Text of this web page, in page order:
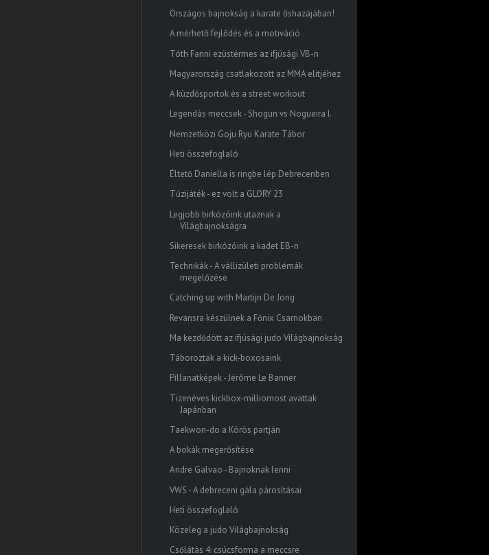
Országos bajnokság a karate őshazájában!
A mérhető fejlődés és a motiváció
Tóth Fanni ezüstérmes az ifjúsági VB-n
Magyarország csatlakozott az MMA elitjéhez
A küzdősportok és a street workout
Legendás meccsek - Shogun vs Nogueira I.
Nemzetközi Goju Ryu Karate Tábor
Heti összefoglaló
Éltető Daniella is ringbe lép Debrecenben
Tűzijáték - ez volt a GLORY 23
Legjobb birkózóink utaznak a
Világbajnokságra
Sikeresek birkózóink a kadet EB-n
Technikák - A vállizületi problémák
megelőzése
Catching up with Martijn De Jong
Revansra készülnek a Főnix Csarnokban
Ma kezdődött az ifjúsági judo Világbajnokság
Táboroztak a kick-boxosaink
Pillanatképek - Jérôme Le Banner
Tizenéves kickbox-milliomost avattak
Japánban
Taekwon-do a Körös partján
A bokák megerősítése
Andre Galvao - Bajnoknak lenni
VWS - A debreceni gála párosításai
Heti összefoglaló
Közeleg a judo Világbajnokság
Csőlátás 4: csúcsforma a meccsre